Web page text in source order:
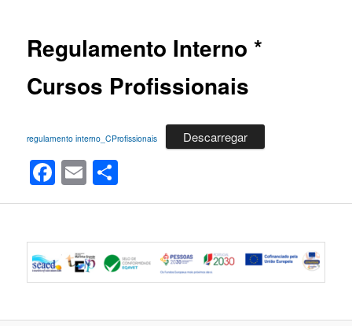
Regulamento Interno *
Cursos Profissionais
regulamento interno_CProfissionais Descarregar
Facebook
Email